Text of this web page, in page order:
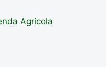
Agricola